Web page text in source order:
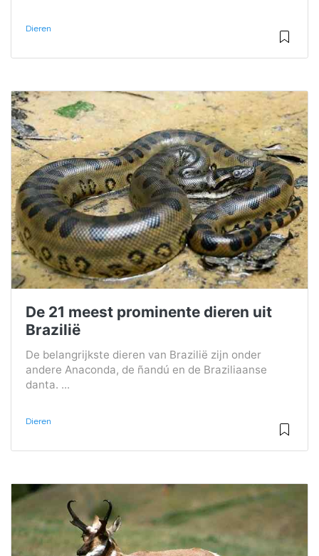
Dieren
De 21 meest prominente dieren uit
Brazilië
De belangrijkste dieren van Brazilië zijn onder
andere Anaconda, de ñandú en de Braziliaanse
danta. ...
Dieren